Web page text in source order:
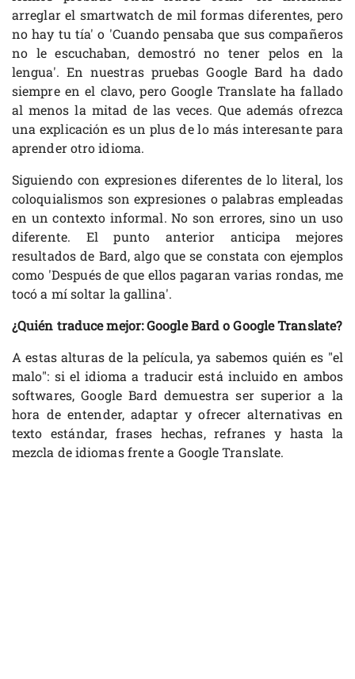
arreglar el smartwatch de mil formas diferentes, pero
no hay tu tía' o 'Cuando pensaba que sus compañeros
no le escuchaban, demostró no tener pelos en la
lengua'. En nuestras pruebas Google Bard ha dado
siempre en el clavo, pero Google Translate ha fallado
al menos la mitad de las veces. Que además ofrezca
una explicación es un plus de lo más interesante para
aprender otro idioma.
Siguiendo con expresiones diferentes de lo literal, los
coloquialismos son expresiones o palabras empleadas
en un contexto informal. No son errores, sino un uso
diferente. El punto anterior anticipa mejores
resultados de Bard, algo que se constata con ejemplos
como 'Después de que ellos pagaran varias rondas, me
tocó a mí soltar la gallina'.
¿Quién traduce mejor: Google Bard o Google Translate?
A estas alturas de la película, ya sabemos quién es "el
malo": si el idioma a traducir está incluido en ambos
softwares, Google Bard demuestra ser superior a la
hora de entender, adaptar y ofrecer alternativas en
texto estándar, frases hechas, refranes y hasta la
mezcla de idiomas frente a Google Translate.